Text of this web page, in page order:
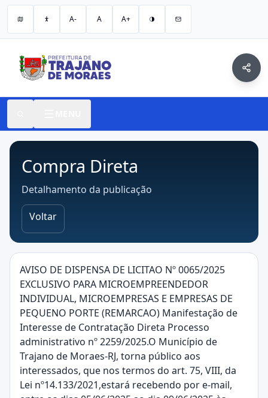
A- A A+
Compra Direta
Detalhamento da publicação
Voltar
AVISO DE DISPENSA DE LICITAO Nº 0065/2025
EXCLUSIVO PARA MICROEMPREENDEDOR
INDIVIDUAL, MICROEMPRESAS E EMPRESAS DE
PEQUENO PORTE (REMARCAO) Manifestação de
Interesse de Contratação Direta Processo
administrativo nº 2259/2025.O Município de
Trajano de Moraes-RJ, torna público aos
interessados, que nos termos do art. 75, VIII, da
Lei nº14.133/2021,estará recebendo por e-mail,